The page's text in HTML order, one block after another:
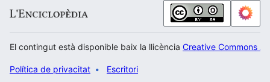
El contingut està disponible baix la llicència Creative Commons
Política de privacitat Escritori